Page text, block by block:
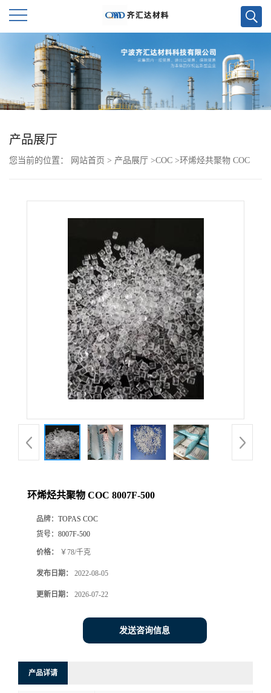
首
页
公
品
厅
系
产品展厅
您当前的位置： 网站首页 > 产品展厅 >COC >环烯烃共聚物 COC
环烯烃共聚物 COC 8007F-500
品牌： TOPAS COC
货号： 8007F-500
价格： ￥78/千克
发布日期： 2022-08-05
更新日期： 2026-07-22
发送咨询信息
产品详请